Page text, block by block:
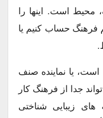
است. اینها را
فرهنگ حساب کنیم یا
یا نماینده صنف
جدا از فرهنگ کار
زیبایی شناختی